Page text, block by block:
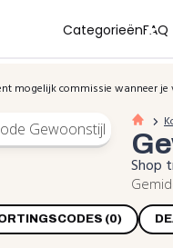
CategorieënFAQ
mogelijk commissie wanneer
Shop
(0)